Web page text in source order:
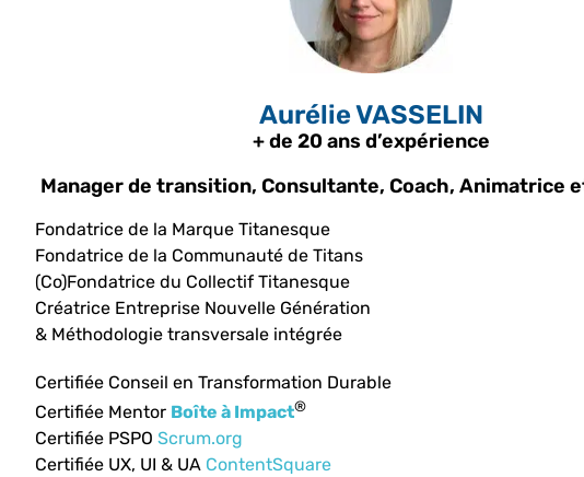
Aurélie VASSELIN
+ de 20 ans d’expérience
Manager de transition, Consultante, Coach, Animatrice
Fondatrice de la Marque Titanesque
Fondatrice de la Communauté de Titans
(Co)Fondatrice du Collectif Titanesque
Créatrice Entreprise Nouvelle Génération
& Méthodologie transversale intégrée
Certifiée Conseil en Transformation Durable
Certifiée Mentor Boîte à Impact®
Certifiée PSPO Scrum.org
Certifiée UX, UI & UA ContentSquare